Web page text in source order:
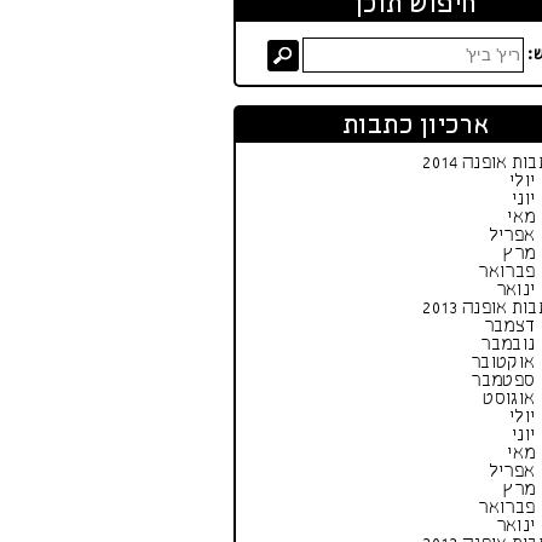
חיפוש תוכן
ארכיון כתבות
אופנה 2014
יולי
יוני
מאי
אפריל
מרץ
פברואר
ינואר
אופנה 2013
דצמבר
נובמבר
אוקטובר
ספטמבר
אוגוסט
יולי
יוני
מאי
אפריל
מרץ
פברואר
ינואר